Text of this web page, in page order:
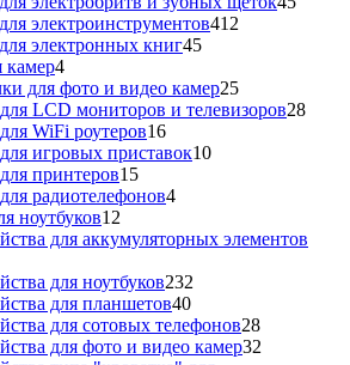
электроинструментов412
электронных книг4545
камер44
товара
для фото и видео камер2525
товаров
LCD мониторов и телевизоров2828
WiFi роутеров1616
товаров
игровых приставок1010
принтеров1515
товаров
радиотелефонов44
ноутбуков12
товаров
для аккумуляторных элементов
для ноутбуков232
для планшетов4040
товаров
для сотовых телефонов2828
товаров
для фото и видео камер32